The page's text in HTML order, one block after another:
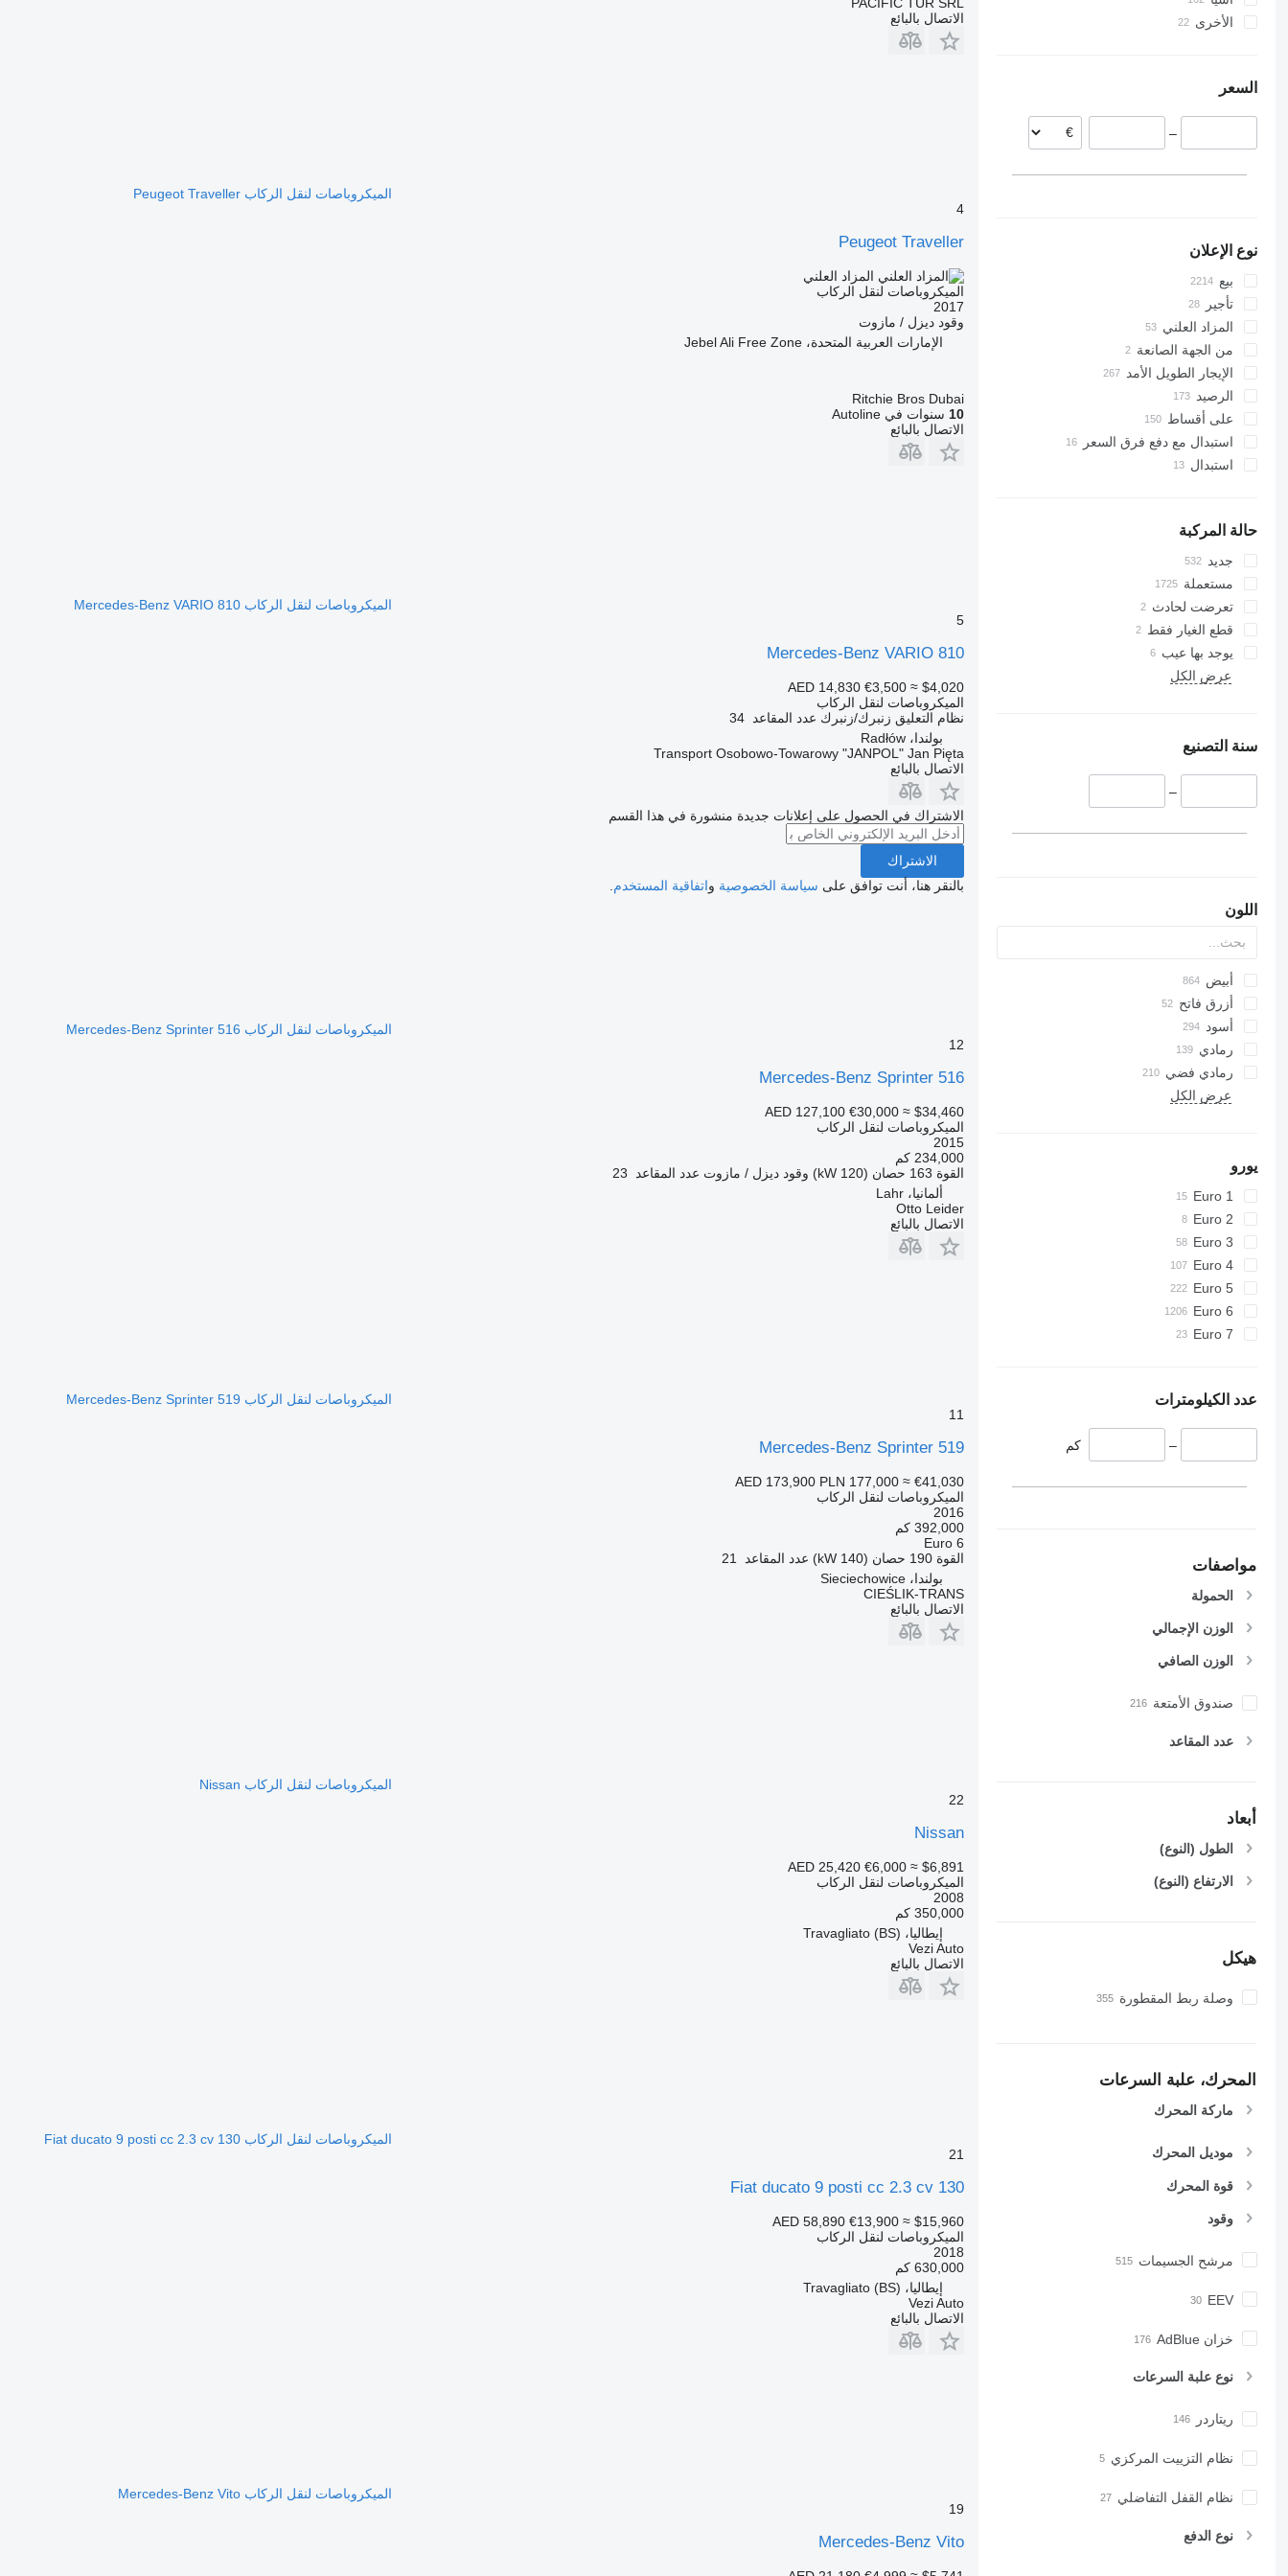
ألمانيا
هولندا
إيطاليا
اليابان
الأخرى
الأرجنتين
السعر
–
نوع الإعلان
بيع
تأجير
المزاد العلني
من الجهة الصانعة
الإيجار الطويل الأمد
الرصيد
على أقساط
استبدال مع دفع فرق السعر
استبدال
حالة المركبة
جديد
مستعملة
تعرضت لحادث
قطع الغيار فقط
يوجد بها عيب
عرض الكل
سنة التصنيع
–
اللون
أبيض
أزرق فاتح
أسود
رمادي
رمادي فضي
عرض الكل
يورو
Euro 1
Euro 2
Euro 3
Euro 4
Euro 5
Euro 6
Euro 7
عدد الكيلومترات
– كم
مواصفات
الحمولة
الوزن الإجمالي
الوزن الصافي
صندوق الأمتعة
عدد المقاعد
أبعاد
الطول (النوع)
الارتفاع (النوع)
هيكل
وصلة ربط المقطورة
المحرك، علبة السرعات
ماركة المحرك
موديل المحرك
قوة المحرك
وقود
مرشح الجسيمات
EEV
خزان AdBlue
نوع علبة السرعات
ريتاردر
نظام التزييت المركزي
نظام القفل التفاضلي
نوع الدفع
الاتصال بالبائع
الميكروباصات لنقل الركاب Peugeot Traveller
4
Peugeot Traveller
المزاد العلني
الميكروباصات لنقل الركاب
2017
وقود ديزل / مازوت
الإمارات العربية المتحدة، Jebel Ali Free Zone
Ritchie Bros Dubai
10 سنوات في Autoline
الاتصال بالبائع
الميكروباصات لنقل الركاب Mercedes-Benz VARIO 810
5
Mercedes-Benz VARIO 810
AED 14,830 €3,500 ≈ $4,020
الميكروباصات لنقل الركاب
نظام التعليق زنبرك/زنبرك عدد المقاعد
34
بولندا، Radłów
Transport Osobowo-Towarowy "JANPOL" Jan Pięta
الاتصال بالبائع
الاشتراك في الحصول على إعلانات جديدة منشورة في هذا القسم
الاشتراك
بالنقر هنا، أنت توافق على سياسة الخصوصية واتفاقية المستخدم
الميكروباصات لنقل الركاب Mercedes-Benz Sprinter 516
12
Mercedes-Benz Sprinter 516
AED 127,100 €30,000 ≈ $34,460
الميكروباصات لنقل الركاب
2015
234,000 كم
القوة 163 حصان (120 kW) وقود ديزل / مازوت عدد المقاعد
23
ألمانيا، Lahr
Otto Leider
الاتصال بالبائع
الميكروباصات لنقل الركاب Mercedes-Benz Sprinter 519
11
Mercedes-Benz Sprinter 519
AED 173,900 PLN 177,000 ≈ €41,030
الميكروباصات لنقل الركاب
2016
392,000 كم
Euro 6
القوة 190 حصان (140 kW) عدد المقاعد
21
بولندا، Sieciechowice
CIEŚLIK-TRANS
الاتصال بالبائع
الميكروباصات لنقل الركاب Nissan
22
Nissan
AED 25,420 €6,000 ≈ $6,891
الميكروباصات لنقل الركاب
2008
350,000 كم
إيطاليا، Travagliato (BS)
Vezi Auto
الاتصال بالبائع
الميكروباصات لنقل الركاب Fiat ducato 9 posti cc 2.3 cv 130
21
Fiat ducato 9 posti cc 2.3 cv 130
AED 58,890 €13,900 ≈ $15,960
الميكروباصات لنقل الركاب
2018
630,000 كم
إيطاليا، Travagliato (BS)
Vezi Auto
الاتصال بالبائع
الميكروباصات لنقل الركاب Mercedes-Benz Vito
19
Mercedes-Benz Vito